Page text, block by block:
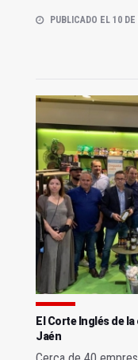
PUBLICADO EL 10
El Corte Inglés de
Jaén